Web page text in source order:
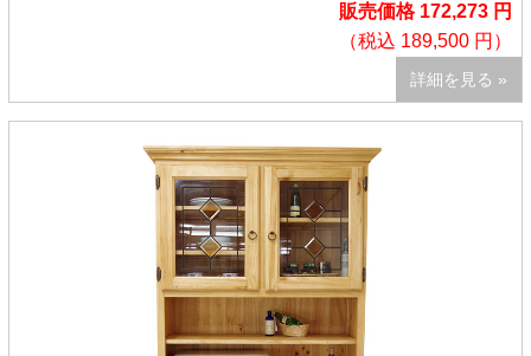
販売価格 172,273 円
（税込 189,500 円）
詳細を見る »